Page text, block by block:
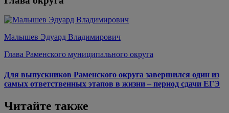
Малышев Эдуард Владимирович
Глава Раменского муниципального округа
Для выпускников Раменского округа завершился один из
самых ответственных этапов в жизни – период сдачи ЕГЭ
Читайте также